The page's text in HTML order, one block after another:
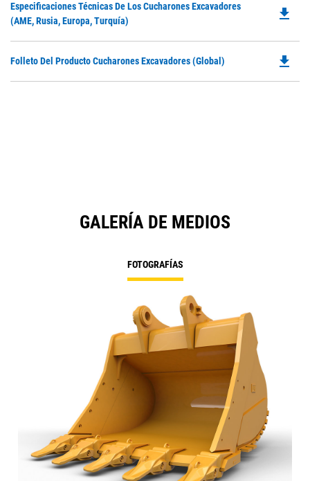
Especificaciones Técnicas De Los Cucharones Excavadores
(AME, Rusia, Europa, Turquía)
file_download
Folleto Del Producto Cucharones Excavadores (global) file_download
GALERÍA DE MEDIOS
FOTOGRAFÍAS